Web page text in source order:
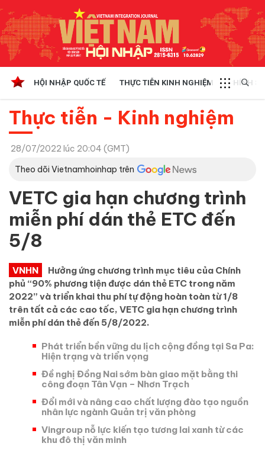
HỘI NHẬP QUỐC TẾ THỰC TIỄN KINH NGHIỆM CHÍNH
Thực tiễn - Kinh nghiệm
28/07/2022 lúc 20:04 (GMT)
Theo dõi Vietnamhoinhap trên
VETC gia hạn chương trình
miễn phí dán thẻ ETC đến
5/8
VNHN
Hưởng ứng chương trình mục tiêu của Chính
phủ “90% phương tiện được dán thẻ ETC trong năm
2022” và triển khai thu phí tự động hoàn toàn từ 1/8
trên tất cả các cao tốc, VETC gia hạn chương trình
miễn phí dán thẻ đến 5/8/2022.
Phát triển bền vững du lịch cộng đồng tại Sa Pa:
Hiện trạng và triển vọng
Đề nghị Đồng Nai sớm bàn giao mặt bằng thi
công đoạn Tân Vạn – Nhơn Trạch
Đổi mới và nâng cao chất lượng đào tạo nguồn
nhân lực ngành Quản trị văn phòng
Vingroup nỗ lực kiến tạo tương lai xanh từ các
khu đô thị văn minh